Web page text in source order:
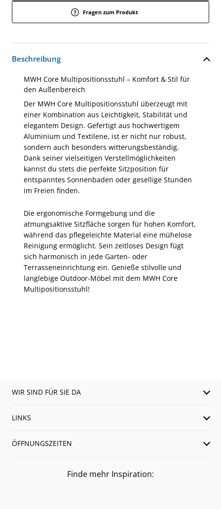
Fragen zum Produkt
Beschreibung
MWH Core Multipositionsstuhl – Komfort & Stil für
den Außenbereich
Der MWH Core Multipositionsstuhl überzeugt mit
einer Kombination aus Leichtigkeit, Stabilität und
elegantem Design. Gefertigt aus hochwertigem
Aluminium und Textilene, ist er nicht nur robust,
sondern auch besonders witterungsbeständig.
Dank seiner vielseitigen Verstellmöglichkeiten
kannst du stets die perfekte Sitzposition für
entspanntes Sonnenbaden oder gesellige Stunden
im Freien finden.
Die ergonomische Formgebung und die
atmungsaktive Sitzfläche sorgen für hohen Komfort,
während das pflegeleichte Material eine mühelose
Reinigung ermöglicht. Sein zeitloses Design fügt
sich harmonisch in jede Garten- oder
Terrasseneinrichtung ein. Genieße stilvolle und
langlebige Outdoor-Möbel mit dem MWH Core
Multipositionsstuhl!
WIR SIND FÜR SIE DA
LINKS
ÖFFNUNGSZEITEN
Finde mehr Inspiration: